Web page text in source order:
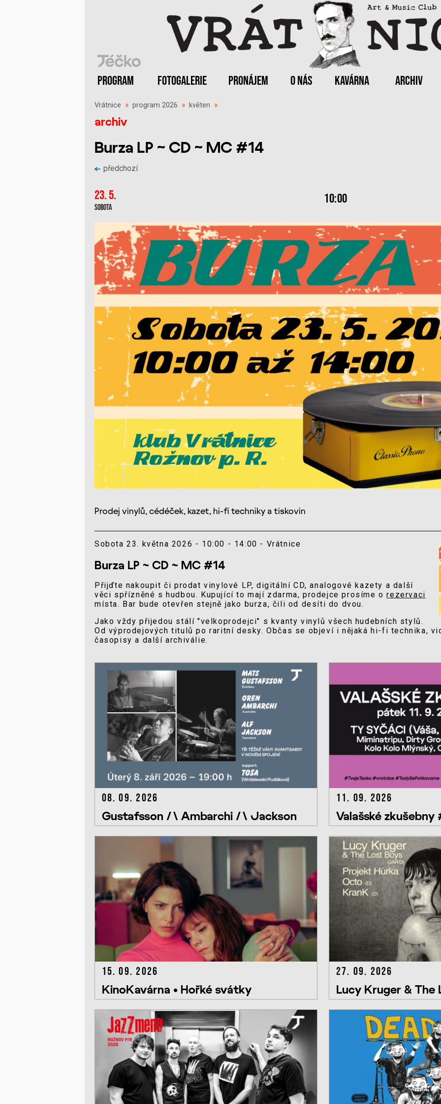
PROGRAM FOTOGALERIE PRONÁJEM O NÁS KAVÁRNA ARCHIV
Vrátnice » program 2026 » květen »
archiv
Burza LP ~ CD ~ MC #14
předchozí
23. 5.
Sobota
10:00
Prodej vinylů, cédéček, kazet, hi-fi techniky a tiskovin
Sobota 23. května 2026 - 10:00 - 14:00 - Vrátnice
Burza LP ~ CD ~ MC #14
Přijďte nakoupit či prodat vinylové LP, digitální CD, analogové kazety a další
věci spřízněné s hudbou. Kupující to mají zdarma, prodejce prosíme orezervaci
místa. Bar bude otevřen stejně jako burza, čili od desíti do dvou.
Jako vždy přijedou stálí "velkoprodejci" s kvanty vinylů všech hudebních stylů.
Od výprodejových titulů po raritní desky. Občas se objeví i nějaká hi-fi technika,
časopisy a další archiválie.
08. 09. 2026
Gustafsson /\ Ambarchi /\ Jackson
11. 09. 2026
Valašské zkušebny
15. 09. 2026
KinoKavárna • Hořké svátky
27. 09. 2026
Lucy Kruger & The